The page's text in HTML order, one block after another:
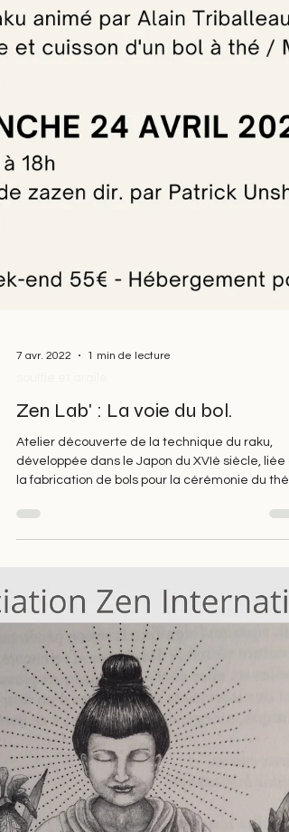
souffle et argile
Zen Lab' : La voie du bol.
Atelier découverte de la technique du raku,
la fabrication de bols pour la cérémonie du thé.